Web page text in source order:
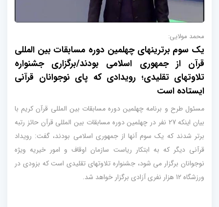
محمد مولایی:
یک سوم برترینهای چهلمین دوره مسابقات بین المللی
قرآن از جمهوری اسلامی بودند/برگزاری جشنواره
تلاوتهای تقلیدی؛ رویدادی که پای نوجوانان قرآنی
ایستاده است
مسئول طرح و برنامه چهلمین دوره مسابقات بین المللی قرآن کریم با
بیان اینکه 27 نفر در چهلمین دوره مسابقات بین المللی قرآن حائز رتبه
برتر شدند که یک سوم آنها از جمهوری اسلامی بودند، گفت: رویداد
قرآنی دیگر که به ابتکار ریاست سازمان اوقاف و امور خیریه ویژه
نوجوانان برگزار می شود، جشنواره تلاوتهای تقلیدی است که بزودی در
ورزشگاه 12 هزار نفری آزادی برگزار خواهد شد.